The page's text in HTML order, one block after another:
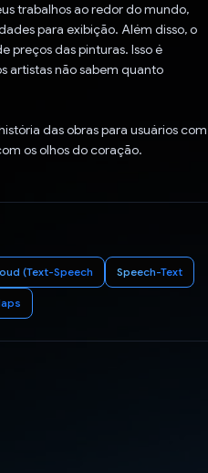
trabalhos ao redor do mundo,
para exibição. Além disso, o
preços das pinturas. Isso é
artistas não sabem quanto
das obras para usuários com
os olhos do coração.
(Text-Speech Speech-Text